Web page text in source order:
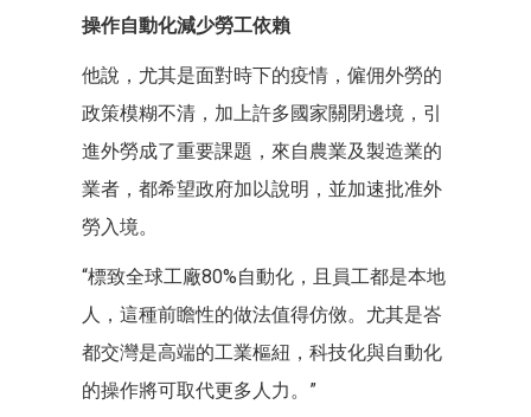
操作自動化減少勞工依賴
他說，尤其是面對時下的疫情，僱佣外勞的
政策模糊不清，加上許多國家關閉邊境，引
進外勞成了重要課題，來自農業及製造業的
業者，都希望政府加以說明，並加速批准外
勞入境。
“標致全球工廠80%自動化，且員工都是本地
人，這種前瞻性的做法值得仿傚。尤其是峇
都交灣是高端的工業樞紐，科技化與自動化
的操作將可取代更多人力。”